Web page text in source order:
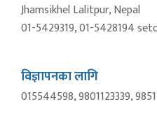
Jhamsikhel Lalitpur, Nepal
01-5429319, 01-5428194
विज्ञापनका लागि
015544598, 9801123339,